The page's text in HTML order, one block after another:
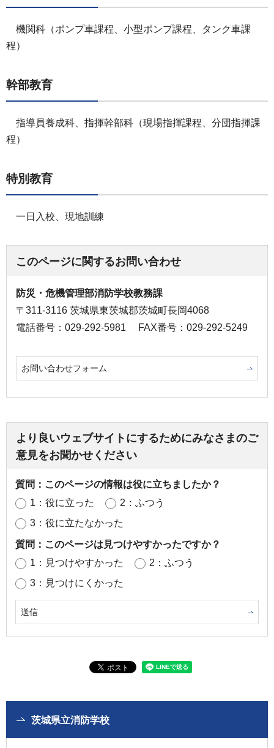
機関科（ポンプ車課程、小型ポンプ課程、タンク車課
程）
幹部教育
指導員養成科、指揮幹部科（現場指揮課程、分団指揮課
程）
特別教育
一日入校、現地訓練
このページに関するお問い合わせ
防災・危機管理部消防学校教務課
〒311-3116 茨城県東茨城郡茨城町長岡4068
電話番号：029-292-5981
FAX番号：029-292-5249
お問い合わせフォーム
より良いウェブサイトにするためにみなさまのご
意見をお聞かせください
質問：このページの情報は役に立ちましたか？
1：役に立った
2：ふつう
3：役に立たなかった
質問：このページは見つけやすかったですか？
1：見つけやすかった
2：ふつう
3：見つけにくかった
茨城県立消防学校